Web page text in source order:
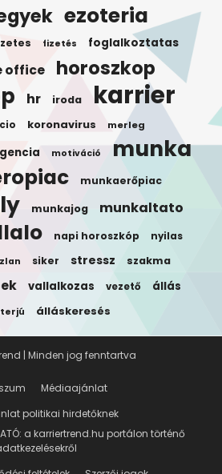
ezoteria
fizetés foglalkoztatas
office horoszkop
hr iroda karrier
koronavirus merleg
motiváció munka
munkaerőpiac
munkajog munkaltato
napi horoszkóp nyilas
siker stressz szakma
vallalkozas vezető állás
álláskeresés
Médiaajánlat
politikai hirdetőknek
a karriertrend.hu portálon történő
| Minden jog fenntartva